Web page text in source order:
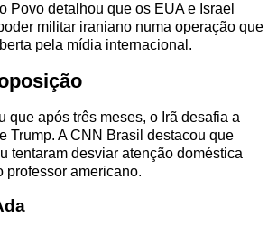
Povo detalhou que os EUA e Israel
militar iraniano numa operação que
pela mídia internacional.
que após três meses, o Irã desafia a
Trump. A CNN Brasil destacou que
tentaram desviar atenção doméstica
professor americano.